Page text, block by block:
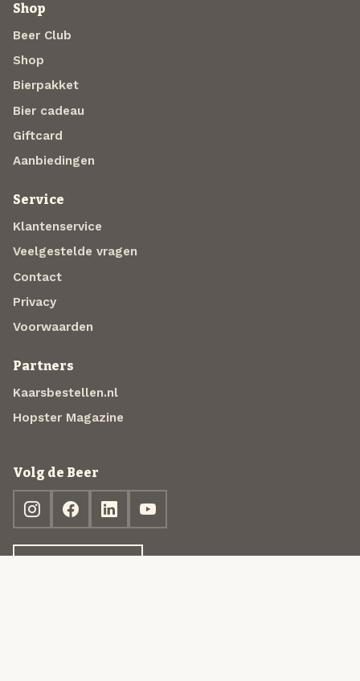
Shop
Beer Club
Shop
Bierpakket
Bier cadeau
Giftcard
Aanbiedingen
Service
Klantenservice
Veelgestelde vragen
Contact
Privacy
Voorwaarden
Partners
Kaarsbestellen.nl
Hopster Magazine
Volg de Beer